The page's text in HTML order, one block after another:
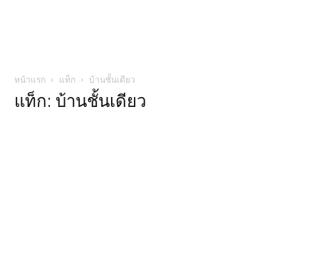
หน้าแรก แท็ก บ้านชั้นเดียว
แท็ก: บ้านชั้นเดียว